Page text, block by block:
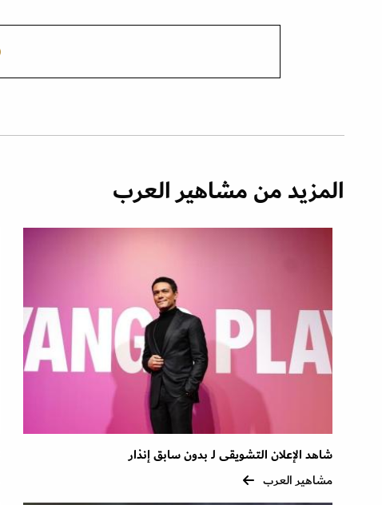
المزيد من مشاهير العرب
شاهد الإعلان التشويقى لـ بدون سابق إنذار
مشاهير العرب